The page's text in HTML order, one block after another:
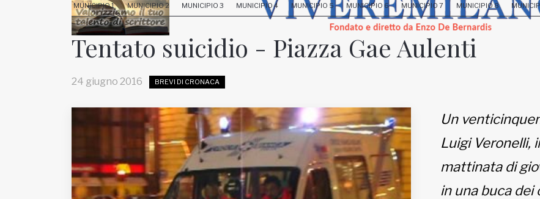
Fondato e diretto da Enzo De
EDB edizioni - Via Brivio angolo C.
Imbonati, 89 20159 Milano (Italia)
MUNICIPIO 1 MUNICIPIO 2 MUNICIPIO 3 MUNICIPIO 4 MUNICIPIO 5 MUNICIPIO 6 MUNICIPIO 7 MUNICIPIO 8
Tentato suicidio - Piazza Gae Aulenti
24 giugno 2016 BREVI DI CRONACA
Un
Luigi Veronelli,
mattinata di
in una buca